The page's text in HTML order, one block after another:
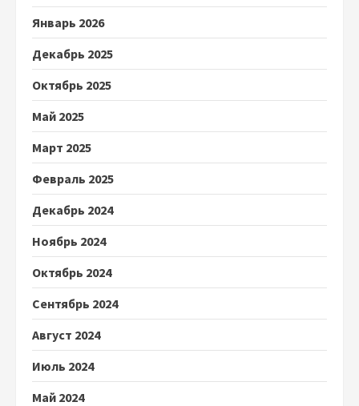
Январь 2026
Декабрь 2025
Октябрь 2025
Май 2025
Март 2025
Февраль 2025
Декабрь 2024
Ноябрь 2024
Октябрь 2024
Сентябрь 2024
Август 2024
Июль 2024
Май 2024